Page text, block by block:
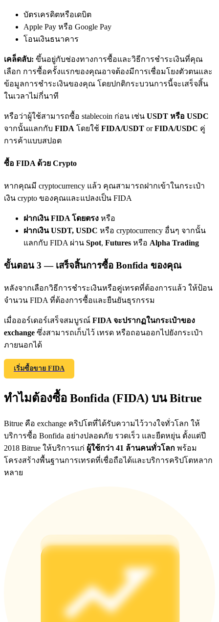
การแนะนำ
BTC Welcome Rewards
BTC Welcome Rewards
Deposit CASHCAT & Win
Share 500000 CASHCAT prize pool
Register & Trade to Win 500,000 USDT
Trade Gold & Silver · 33,333 USDT Bonus
BTC Flexible Staking | Daily Rewards
บัตรเครดิตหรือเดบิต
Apple Pay หรือ Google Pay
โอนเงินธนาคาร
เคล็ดลับ: ขึ้นอยู่กับช่องทางการซื้อและวิธีการชำระเงินที่คุณ
เลือก การซื้อครั้งแรกของคุณอาจต้องมีการเชื่อมโยงตัวตนและ
ข้อมูลการชำระเงินของคุณ โดยปกติกระบวนการนี้จะเสร็จสิ้น
ในเวลาไม่กี่นาที
หรือว่าผู้ใช้สามารถซื้อ stablecoin ก่อน เช่น USDT หรือ USDC
จากนั้นแลกกับ FIDA โดยใช้ FIDA/USDT orFIDA/USDC คู่
การค้าแบบสปอต
ซื้อ FIDA ด้วย Crypto
หากคุณมี cryptocurrency แล้ว คุณสามารถฝากเข้าในกระเป๋า
เงิน crypto ของคุณและแปลงเป็น FIDA
ฝากเงิน FIDA โดยตรง หรือ
ฝากเงิน USDT, USDC หรือ cryptocurrency อื่นๆ จากนั้น
แลกกับ FIDA ผ่าน Spot, Futures หรือ Alpha Trading
ขั้นตอน 3 — เสร็จสิ้นการซื้อ Bonfida ของคุณ
หลังจากเลือกวิธีการชำระเงินหรือคู่เทรดที่ต้องการแล้ว ให้ป้อน
จำนวน FIDA ที่ต้องการซื้อและยืนยันธุรกรรม
เมื่อออร์เดอร์เสร็จสมบูรณ์ FIDA จะปรากฏในกระเป๋าของ
exchange ซึ่งสามารถเก็บไว้ เทรด หรือถอนออกไปยังกระเป๋า
ภายนอกได้
เริ่มซื้อขาย FIDA
ทำไมต้องซื้อ Bonfida (FIDA) บน Bitrue
Bitrue คือ exchange คริปโตที่ได้รับความไว้วางใจทั่วโลก ให้
บริการซื้อ Bonfida อย่างปลอดภัย รวดเร็ว และยืดหยุ่น ตั้งแต่ปี
2018 Bitrue ให้บริการแก่ ผู้ใช้กว่า 41 ล้านคนทั่วโลก พร้อม
โครงสร้างพื้นฐานการเทรดที่เชื่อถือได้และบริการคริปโตหลาก
หลาย